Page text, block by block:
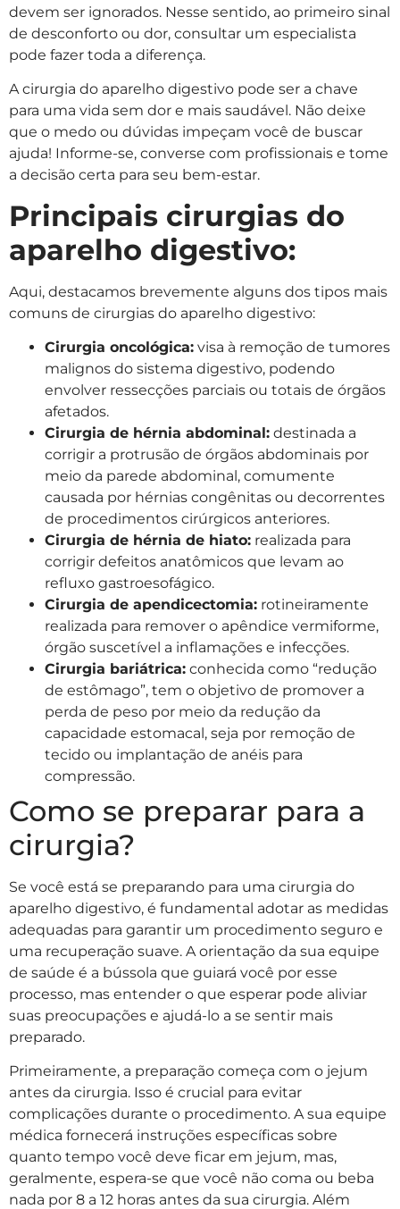
devem ser ignorados. Nesse sentido, ao primeiro sinal
de desconforto ou dor, consultar um especialista
pode fazer toda a diferença.
A cirurgia do aparelho digestivo pode ser a chave
para uma vida sem dor e mais saudável. Não deixe
que o medo ou dúvidas impeçam você de buscar
ajuda! Informe-se, converse com profissionais e tome
a decisão certa para seu bem-estar.
Principais cirurgias do
aparelho digestivo:
Aqui, destacamos brevemente alguns dos tipos mais
comuns de cirurgias do aparelho digestivo:
Cirurgia oncológica: visa à remoção de tumores
malignos do sistema digestivo, podendo
envolver ressecções parciais ou totais de órgãos
afetados.
Cirurgia de hérnia abdominal: destinada a
corrigir a protrusão de órgãos abdominais por
meio da parede abdominal, comumente
causada por hérnias congênitas ou decorrentes
de procedimentos cirúrgicos anteriores.
Cirurgia de hérnia de hiato: realizada para
corrigir defeitos anatômicos que levam ao
refluxo gastroesofágico.
Cirurgia de apendicectomia: rotineiramente
realizada para remover o apêndice vermiforme,
órgão suscetível a inflamações e infecções.
Cirurgia bariátrica: conhecida como “redução
de estômago”, tem o objetivo de promover a
perda de peso por meio da redução da
capacidade estomacal, seja por remoção de
tecido ou implantação de anéis para
compressão.
Como se preparar para a
cirurgia?
Se você está se preparando para uma cirurgia do
aparelho digestivo, é fundamental adotar as medidas
adequadas para garantir um procedimento seguro e
uma recuperação suave. A orientação da sua equipe
de saúde é a bússola que guiará você por esse
processo, mas entender o que esperar pode aliviar
suas preocupações e ajudá-lo a se sentir mais
preparado.
Primeiramente, a preparação começa com o jejum
antes da cirurgia. Isso é crucial para evitar
complicações durante o procedimento. A sua equipe
médica fornecerá instruções específicas sobre
quanto tempo você deve ficar em jejum, mas,
geralmente, espera-se que você não coma ou beba
nada por 8 a 12 horas antes da sua cirurgia. Além